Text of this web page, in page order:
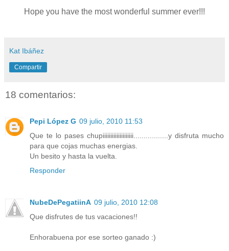
Hope you have the most wonderful summer ever!!!
Kat Ibáñez
Compartir
18 comentarios:
Pepi López G 09 julio, 2010 11:53
Que te lo pases chupiiiiiiiiiiiiiiiiiiii.................y disfruta mucho
para que cojas muchas energias.
Un besito y hasta la vuelta.
Responder
NubeDePegatiinA 09 julio, 2010 12:08
Que disfrutes de tus vacaciones!!
Enhorabuena por ese sorteo ganado :)